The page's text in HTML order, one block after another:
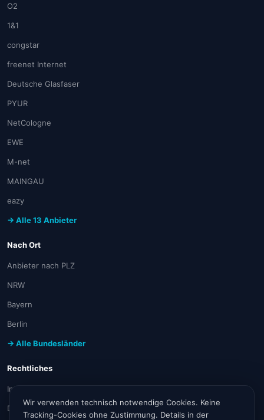
O2
1&1
congstar
freenet Internet
Deutsche Glasfaser
PYUR
NetCologne
EWE
M-net
MAINGAU
eazy
→ Alle 13 Anbieter
Nach Ort
Anbieter nach PLZ
NRW
Bayern
Berlin
→ Alle Bundesländer
Rechtliches
Impressum
Datenschutz
Wir verwenden technisch notwendige Cookies. Keine
Tracking-Cookies ohne Zustimmung. Details in der